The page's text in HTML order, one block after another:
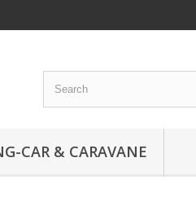
CAR & CARAVANE